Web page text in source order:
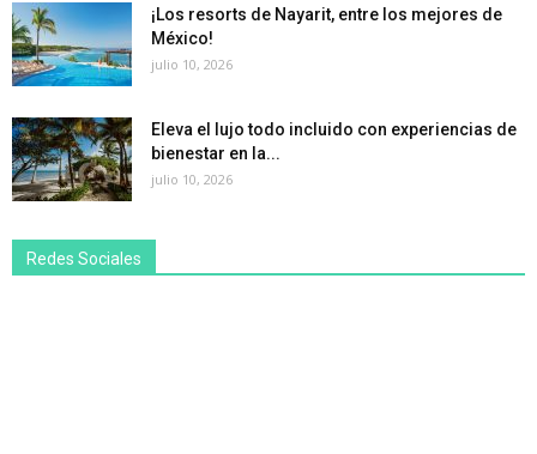
¡Los resorts de Nayarit, entre los mejores de
México!
julio 10, 2026
Eleva el lujo todo incluido con experiencias de
bienestar en la...
julio 10, 2026
Redes Sociales